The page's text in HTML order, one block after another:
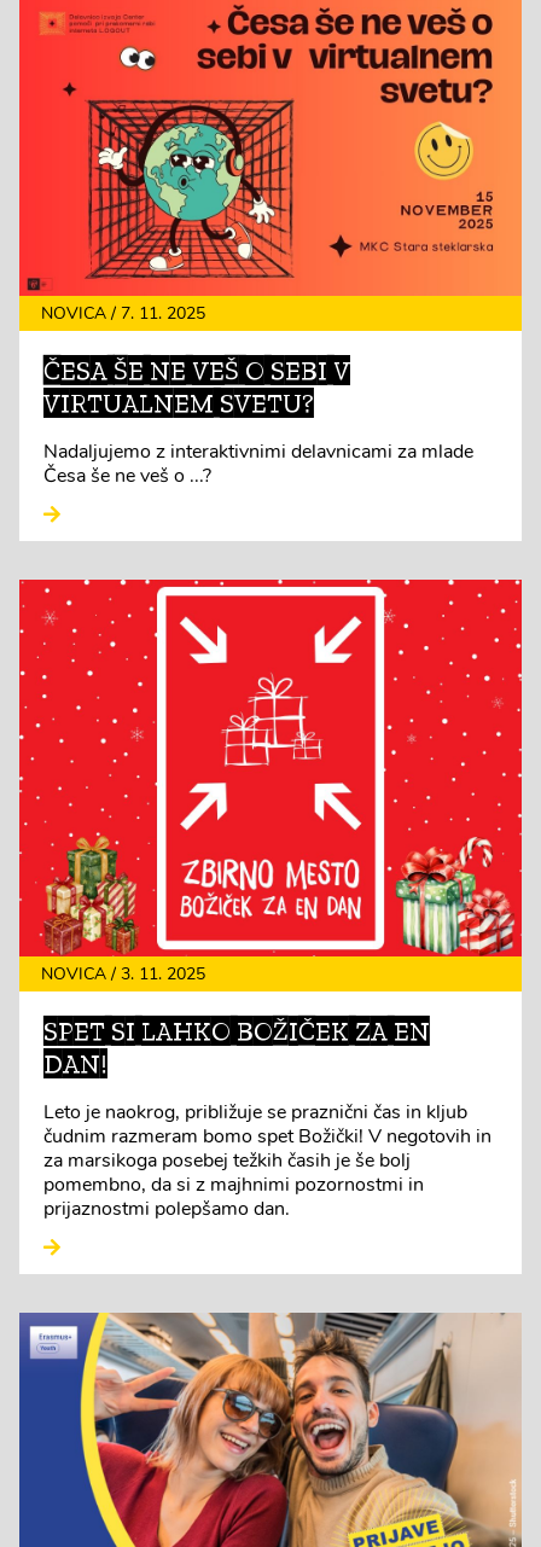
NOVICA / 7. 11. 2025
ČESA ŠE NE VEŠ O SEBI V
VIRTUALNEM SVETU?
Nadaljujemo z interaktivnimi delavnicami za mlade
Česa še ne veš o ...?
NOVICA / 3. 11. 2025
SPET SI LAHKO BOŽIČEK ZA EN
DAN!
Leto je naokrog, približuje se praznični čas in kljub
čudnim razmeram bomo spet Božički! V negotovih in
za marsikoga posebej težkih časih je še bolj
pomembno, da si z majhnimi pozornostmi in
prijaznostmi polepšamo dan.